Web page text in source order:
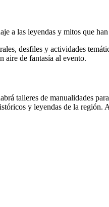
a las leyendas y mitos que
desfiles y actividades
aire de fantasía al evento.
talleres de manualidades
y leyendas de la región.